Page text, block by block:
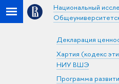
Национальный
Декларация
Хартия (кодекс
НИУ ВШЭ
Программа